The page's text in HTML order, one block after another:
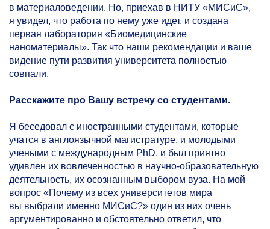
в материаловедении. Но, приехав в НИТУ «МИСиС»,
я увидел, что работа по нему уже идет, и создана
первая лаборатория «Биомедицинские
наноматериалы». Так что наши рекомендации и ваше
видение пути развития университета полностью
совпали.
Расскажите про Вашу встречу со студентами.
Я беседовал с иностранными студентами, которые
учатся в англоязычной магистратуре, и молодыми
учеными с международным PhD, и был приятно
удивлен их вовлеченностью в научно-образовательную
деятельность, их осознанным выбором вуза. На мой
вопрос «Почему из всех университетов мира
вы выбрали именно МИСиС?» один из них очень
аргументированно и обстоятельно ответил, что